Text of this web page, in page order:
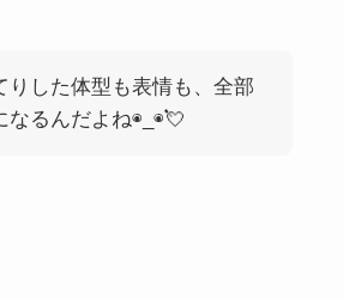
りした体型も表情も、全部
なるんだよね◉_◉💘